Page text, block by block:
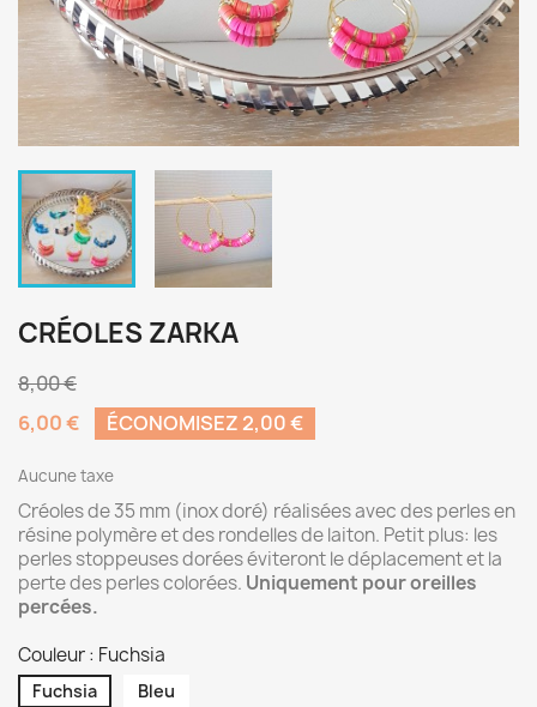
CRÉOLES ZARKA
8,00 €
6,00 €
ÉCONOMISEZ 2,00 €
Aucune taxe
Créoles de 35 mm (inox doré) réalisées avec des perles en
résine polymère et des rondelles de laiton. Petit plus: les
perles stoppeuses dorées éviteront le déplacement et la
perte des perles colorées. Uniquement pour oreilles
percées.
Couleur : Fuchsia
Fuchsia Bleu